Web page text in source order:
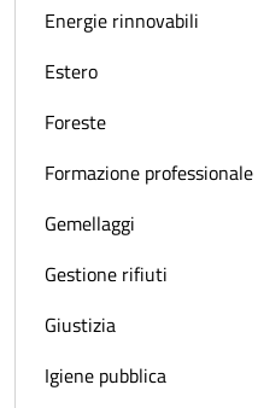
Energie rinnovabili
Estero
Foreste
Formazione professionale
Gemellaggi
Gestione rifiuti
Giustizia
Igiene pubblica